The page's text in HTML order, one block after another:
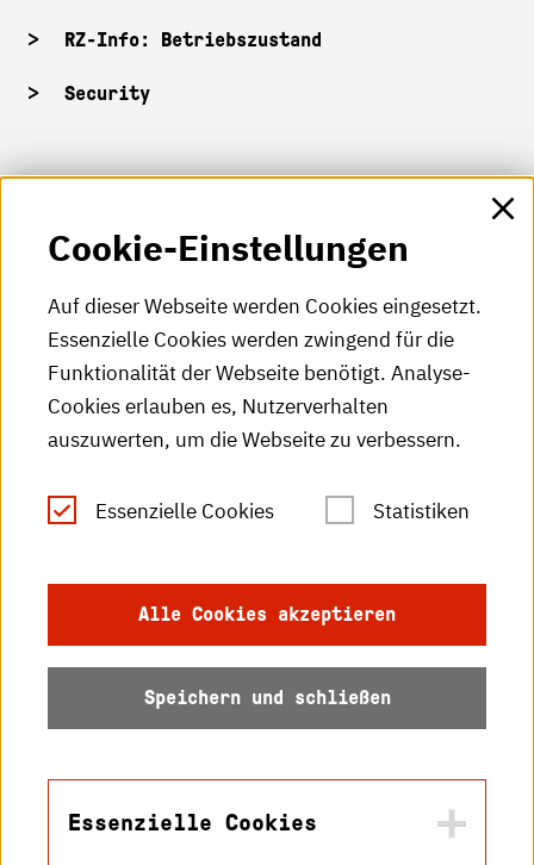
RZ-Info: Betriebszustand
Security
HKA-Shop
HKA-Videos
HKA-Podcast
HKA-Publikationen
RSS-Feed
Leichte Sprache
Datenschutz
Barrierefreiheit
Cookie-Einstellungen
Auf dieser Webseite werden Cookies eingesetzt.
Essenzielle Cookies werden zwingend für die
Funktionalität der Webseite benötigt. Analyse-
Cookies erlauben es, Nutzerverhalten
auszuwerten, um die Webseite zu verbessern.
Essenzielle Cookies Statistiken
Alle Cookies akzeptieren
Speichern und schließen
Essenzielle Cookies